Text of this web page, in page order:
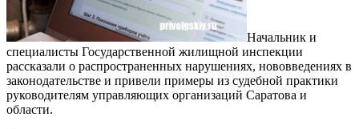
Начальник и
специалисты Государственной жилищной инспекции
рассказали о распространенных нарушениях, нововведениях в
законодательстве и привели примеры из судебной практики
руководителям управляющих организаций Саратова и
области.